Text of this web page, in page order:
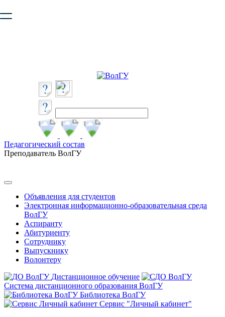
безопасную работу с сайтом. Пожалуйста
Педагогический состав
Преподаватель ВолГУ
Объявления для студентов
Электронная информационно-образовательная среда
ВолГУ
Аспиранту
Абитуриенту
Сотруднику
Выпускнику
Волонтеру
Дистанционное обучение
Система дистанционного образования ВолГУ
Библиотека ВолГУ
Сервис "Личный кабинет"